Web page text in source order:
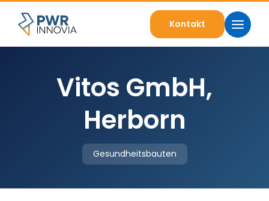
Kontakt
Vitos GmbH,
Herborn
Gesundheitsbauten